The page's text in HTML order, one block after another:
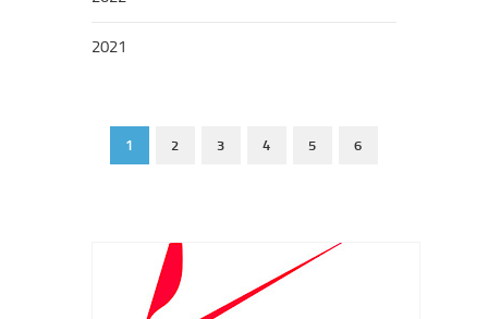
2021
1 2 3 4 5 6